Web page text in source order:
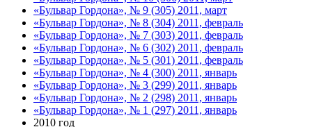
«Бульвар Гордона», № 9 (305) 2011, март
«Бульвар Гордона», № 8 (304) 2011, февраль
«Бульвар Гордона», № 7 (303) 2011, февраль
«Бульвар Гордона», № 6 (302) 2011, февраль
«Бульвар Гордона», № 5 (301) 2011, февраль
«Бульвар Гордона», № 4 (300) 2011, январь
«Бульвар Гордона», № 3 (299) 2011, январь
«Бульвар Гордона», № 2 (298) 2011, январь
«Бульвар Гордона», № 1 (297) 2011, январь
2010 год